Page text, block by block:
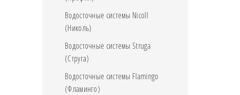
Водосточные системы Nicoll
(Николь)
Водосточные системы Struga
(Струга)
Водосточные системы Flamingo
(Фламинго)